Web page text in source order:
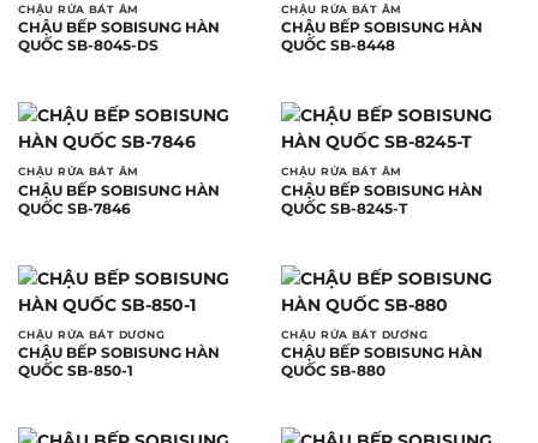
CHẬU RỬA BÁT ÂM
CHẬU BẾP SOBISUNG HÀN
QUỐC SB-8045-DS
CHẬU RỬA BÁT ÂM
CHẬU BẾP SOBISUNG HÀN
QUỐC SB-8448
CHẬU RỬA BÁT ÂM
CHẬU BẾP SOBISUNG HÀN
QUỐC SB-7846
CHẬU RỬA BÁT ÂM
CHẬU BẾP SOBISUNG HÀN
QUỐC SB-8245-T
CHẬU RỬA BÁT DƯƠNG
CHẬU BẾP SOBISUNG HÀN
QUỐC SB-850-1
CHẬU RỬA BÁT DƯƠNG
CHẬU BẾP SOBISUNG HÀN
QUỐC SB-880